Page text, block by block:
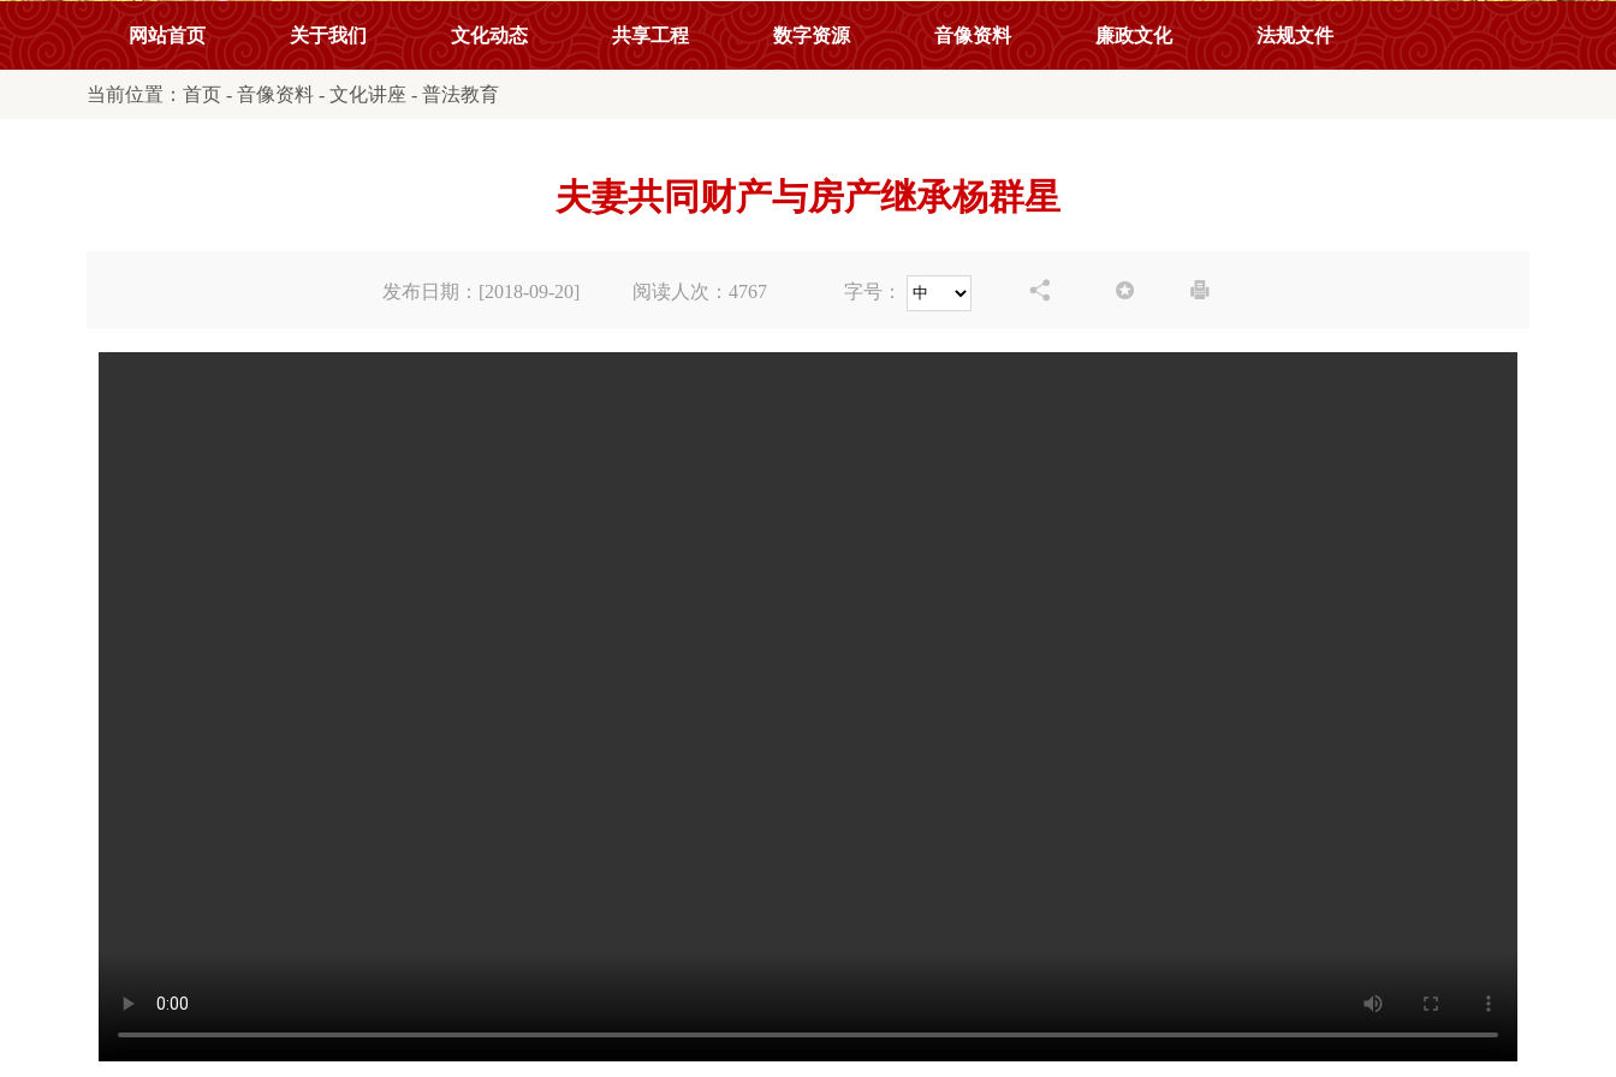
网站首页 关于我们 文化动态 共享工程 数字资源 音像资料 廉政文化 法规文件
当前位置： 首页 - 音像资料 - 文化讲座 - 普法教育
夫妻共同财产与房产继承杨群星
发布日期：[2018-09-20] 阅读人次： 4767 字号：   